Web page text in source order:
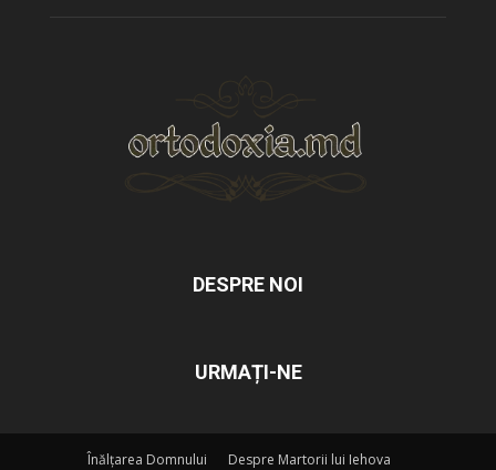
DESPRE NOI
URMAȚI-NE
Înălțarea Domnului Despre Martorii lui Iehova